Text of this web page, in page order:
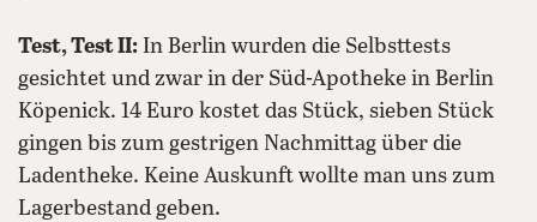
Test, Test II: In Berlin wurden die Selbsttests
gesichtet und zwar in der Süd-Apotheke in Berlin
Köpenick. 14 Euro kostet das Stück, sieben Stück
gingen bis zum gestrigen Nachmittag über die
Ladentheke. Keine Auskunft wollte man uns zum
Lagerbestand geben.